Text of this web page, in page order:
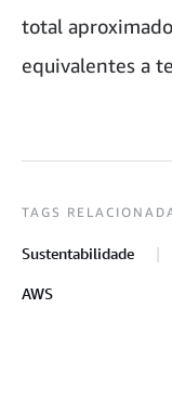
total
equivalentes a
TAGS
Sustentabilidade
AWS